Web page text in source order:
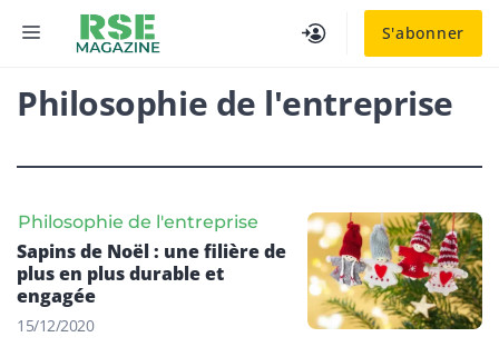
S'abonner
MENU
Philosophie de l'entreprise
Philosophie de l'entreprise
Sapins de Noël : une filière de
plus en plus durable et
engagée
15/12/2020